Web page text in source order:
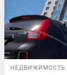
НЕДВИЖИМОСТЬ